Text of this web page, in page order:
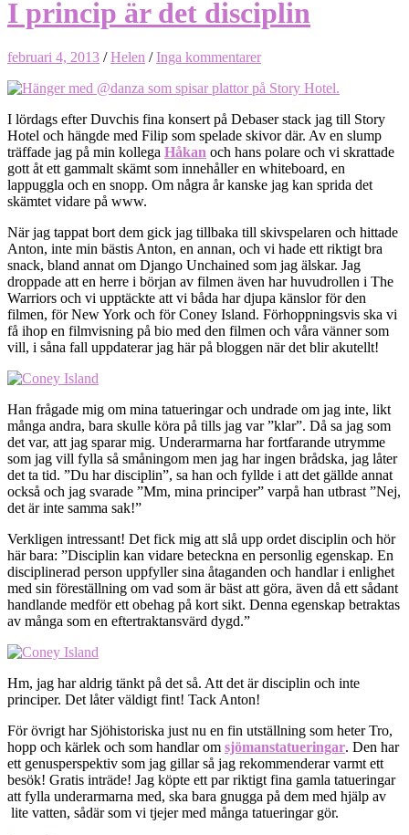
I princip är det disciplin
februari 4, 2013 /Helen /Inga kommentarer
I lördags efter Duvchis fina konsert på Debaser stack jag till Story
Hotel och hängde med Filip som spelade skivor där. Av en slump
träffade jag på min kollega Håkan och hans polare och vi skrattade
gott åt ett gammalt skämt som innehåller en whiteboard, en
lappuggla och en snopp. Om några år kanske jag kan sprida det
skämtet vidare på www.
När jag tappat bort dem gick jag tillbaka till skivspelaren och hittade
Anton, inte min bästis Anton, en annan, och vi hade ett riktigt bra
snack, bland annat om Django Unchained som jag älskar. Jag
droppade att en herre i början av filmen även har huvudrollen i The
Warriors och vi upptäckte att vi båda har djupa känslor för den
filmen, för New York och för Coney Island. Förhoppningsvis ska vi
få ihop en filmvisning på bio med den filmen och våra vänner som
vill, i såna fall uppdaterar jag här på bloggen när det blir akutellt!
Han frågade mig om mina tatueringar och undrade om jag inte, likt
många andra, bara skulle köra på tills jag var ”klar”. Då sa jag som
det var, att jag sparar mig. Underarmarna har fortfarande utrymme
som jag vill fylla så småningom men jag har ingen brådska, jag låter
det ta tid. ”Du har disciplin”, sa han och fyllde i att det gällde annat
också och jag svarade ”Mm, mina principer” varpå han utbrast ”Nej,
det är inte samma sak!”
Verkligen intressant! Det fick mig att slå upp ordet disciplin och hör
här bara: ”Disciplin kan vidare beteckna en personlig egenskap. En
disciplinerad person uppfyller sina åtaganden och handlar i enlighet
med sin föreställning om vad som är bäst att göra, även då ett sådant
handlande medför ett obehag på kort sikt. Denna egenskap betraktas
av många som en eftertraktansvärd dygd.”
Hm, jag har aldrig tänkt på det så. Att det är disciplin och inte
principer. Det låter väldigt fint! Tack Anton!
För övrigt har Sjöhistoriska just nu en fin utställning som heter Tro,
hopp och kärlek och som handlar om sjömanstatueringar. Den har
ett genusperspektiv som jag gillar så jag rekommenderar varmt ett
besök! Gratis inträde! Jag köpte ett par riktigt fina gamla tatueringar
att fylla underarmarna med, ska bara gnugga på dem med hjälp av
lite vatten, sådär som vi tjejer med många tatueringar gör.